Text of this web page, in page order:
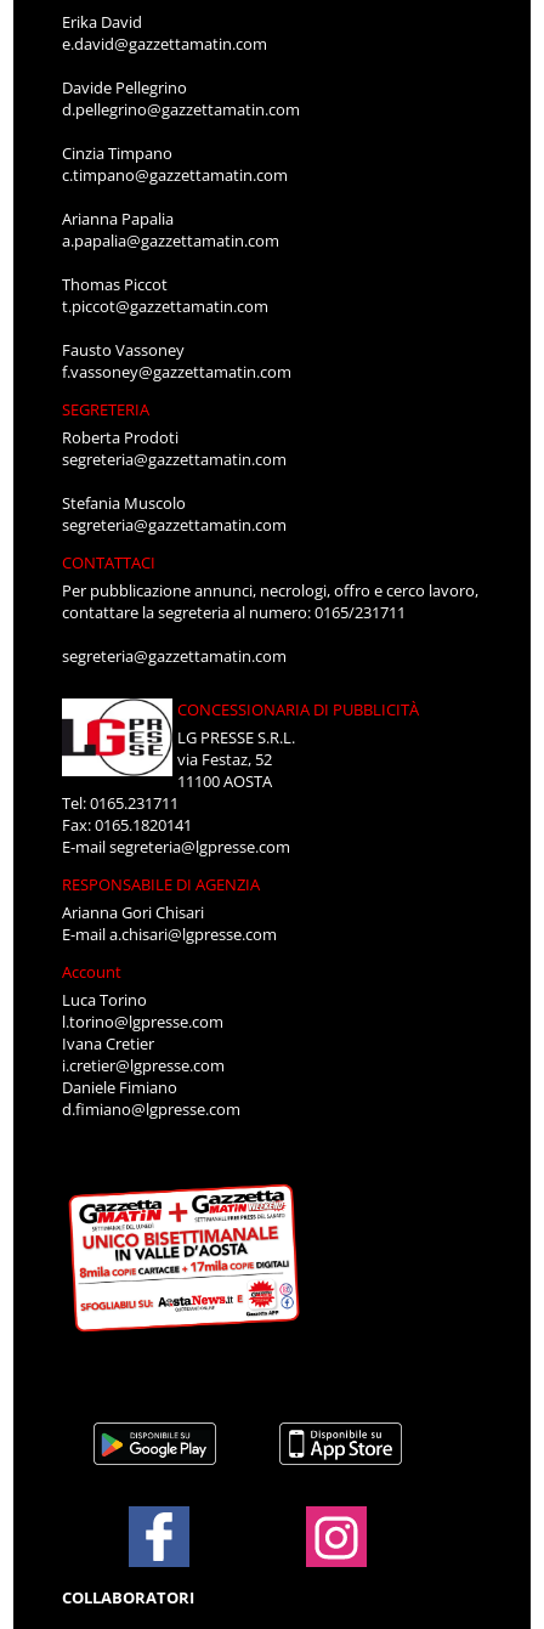
Erika David
e.david@gazzettamatin.com
Davide Pellegrino
d.pellegrino@gazzettamatin.com
Cinzia Timpano
c.timpano@gazzettamatin.com
Arianna Papalia
a.papalia@gazzettamatin.com
Thomas Piccot
t.piccot@gazzettamatin.com
Fausto Vassoney
f.vassoney@gazzettamatin.com
SEGRETERIA
Roberta Prodoti
segreteria@gazzettamatin.com
Stefania Muscolo
segreteria@gazzettamatin.com
CONTATTACI
Per pubblicazione annunci, necrologi, offro e cerco lavoro,
contattare la segreteria al numero: 0165/231711
segreteria@gazzettamatin.com
CONCESSIONARIA DI PUBBLICITÀ
LG PRESSE S.R.L.
via Festaz, 52
11100 AOSTA
Tel: 0165.231711
Fax: 0165.1820141
E-mailsegreteria@lgpresse.com
RESPONSABILE DI AGENZIA
Arianna Gori Chisari
E-maila.chisari@lgpresse.com
Account
Luca Torino
l.torino@lgpresse.com
Ivana Cretier
i.cretier@lgpresse.com
Daniele Fimiano
d.fimiano@lgpresse.com
COLLABORATORI